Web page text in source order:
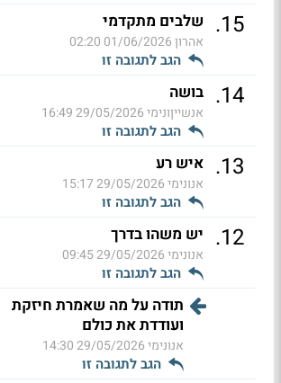
15
. שלבים מתקדמי
אהרון01/06/2026 02:20
הגב לתגובה זו
14
. בושה
אנשייןונימי29/05/2026 16:49
הגב לתגובה זו
13
. איש רע
אנונימי29/05/2026 15:17
הגב לתגובה זו
12
. יש משהו בדרך
אנונימי29/05/2026 09:45
הגב לתגובה זו
תודה על מה שאמרת חיזקת
ועודדת את כולם
אנונימי29/05/2026 14:30
הגב לתגובה זו